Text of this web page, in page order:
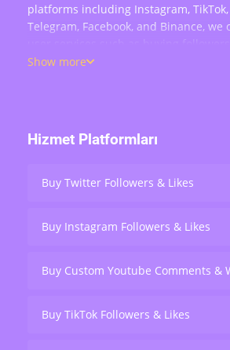
platforms including Instagram,
Telegram, Facebook, and Binance, we
views, retweets, and live stream
Show more
Hizmet Platformları
Buy Twitter Followers & Likes
Buy Instagram Followers & Likes
Buy Custom Youtube Comments &
Buy TikTok Followers & Likes